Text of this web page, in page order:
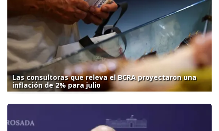
Las consultoras que releva el BCRA proyectaron una
inflación de 2% para julio